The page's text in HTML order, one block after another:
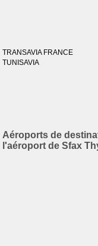
TRANSAVIA FRANCE
TUNISAVIA
Aéroports de
l'aéroport de Sfax